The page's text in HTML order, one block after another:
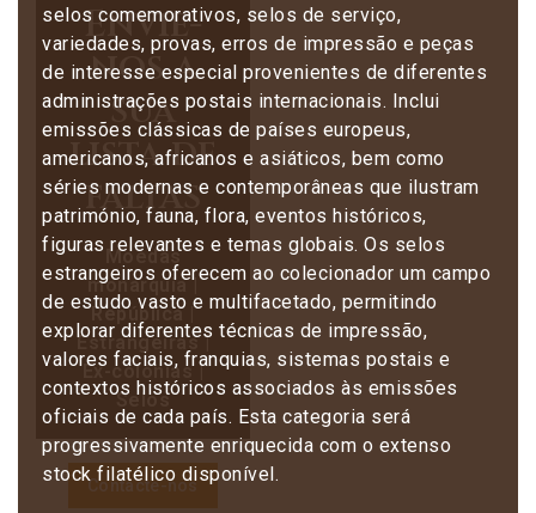
Envie-
nos a
sua
lista de
faltas
Moedas
monarquia |
República |
Estrangeiras |
Ex-colónias |
Selos
Contacte-nos
selos comemorativos, selos de serviço,
variedades, provas, erros de impressão e peças
de interesse especial provenientes de diferentes
administrações postais internacionais. Inclui
emissões clássicas de países europeus,
americanos, africanos e asiáticos, bem como
séries modernas e contemporâneas que ilustram
património, fauna, flora, eventos históricos,
figuras relevantes e temas globais. Os selos
estrangeiros oferecem ao colecionador um campo
de estudo vasto e multifacetado, permitindo
explorar diferentes técnicas de impressão,
valores faciais, franquias, sistemas postais e
contextos históricos associados às emissões
oficiais de cada país. Esta categoria será
progressivamente enriquecida com o extenso
stock filatélico disponível.